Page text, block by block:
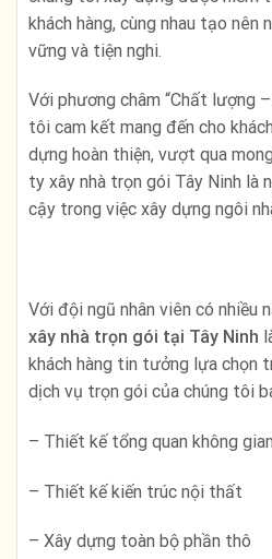
khách hàng, cùng nhau tạo nên
vững và tiện nghi.
Với phương châm “Chất lượng
tôi cam kết mang đến cho
dựng hoàn thiện, vượt qua
ty xây nhà trọn gói Tây Ninh là
cậy trong việc xây dựng ngôi
Với đội ngũ nhân viên có nhiều
xây nhà trọn gói tại Tây Ninh
khách hàng tin tưởng lựa chọn
dịch vụ trọn gói của chúng tôi
– Thiết kế tổng quan không
– Thiết kế kiến trúc nội thất
– Xây dựng toàn bộ phần thô